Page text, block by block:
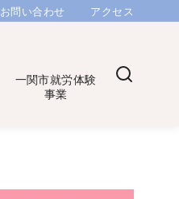
お問い合わせ アクセス
一関市就労体験
事業